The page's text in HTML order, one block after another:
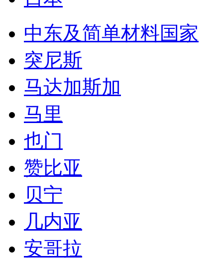
中东及简单材料国家
突尼斯
马达加斯加
马里
也门
赞比亚
贝宁
几内亚
安哥拉